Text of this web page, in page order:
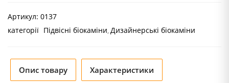
Артикул: 0137
категорії Підвісні біокаміни Дизайнерські біокаміни
Опис товару Характеристики